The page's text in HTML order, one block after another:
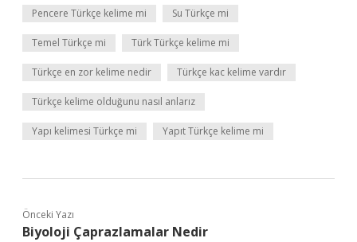
Pencere Türkçe kelime mi Su Türkçe mi
Temel Türkçe mi Türk Türkçe kelime mi
Türkçe en zor kelime nedir Türkçe kac kelime vardır
Türkçe kelime olduğunu nasıl anlarız
Yapı kelimesi Türkçe mi Yapıt Türkçe kelime mi
Önceki Yazı
Biyoloji Çaprazlamalar Nedir